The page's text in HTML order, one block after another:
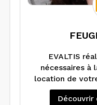
EVALTIS
nécessaires à
location de
également
projeté si
En cas de
Découvrir